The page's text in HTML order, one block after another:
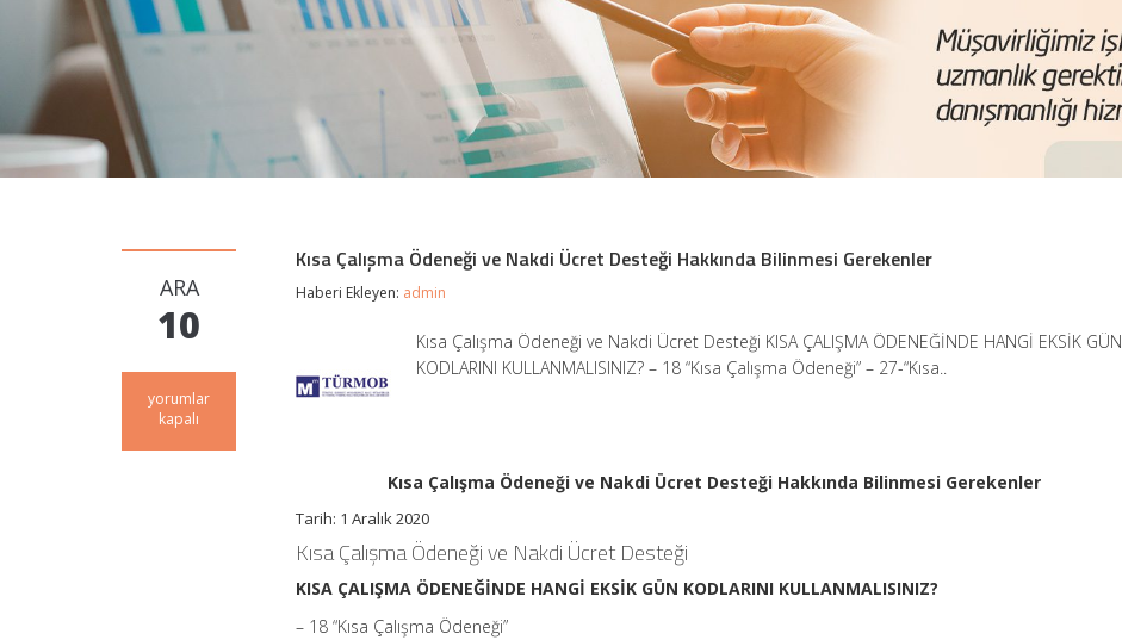
ARA
10
Kısa
Çalışma
yorumlar
kapalı
Kısa Çalışma Ödeneği ve Nakdi Ücret Desteği Hakkında Bilinmesi Gerekenler
Haberi Ekleyen: admin
Kısa Çalışma Ödeneği ve Nakdi Ücret Desteği KISA ÇALIŞMA ÖDENEĞİNDE HANGİ EKSİK GÜN
KODLARINI KULLANMALISINIZ? – 18 “Kısa Çalışma Ödeneği” – 27-“Kısa..
Kısa Çalışma Ödeneği ve Nakdi Ücret Desteği Hakkında Bilinmesi Gerekenler
Tarih: 1 Aralık 2020
Kısa Çalışma Ödeneği ve Nakdi Ücret Desteği
KISA ÇALIŞMA ÖDENEĞİNDE HANGİ EKSİK GÜN KODLARINI KULLANMALISINIZ?
– 18 “Kısa Çalışma Ödeneği”